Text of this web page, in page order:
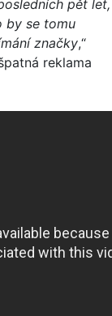
pět let,
by se tomu
značky,“
reklama